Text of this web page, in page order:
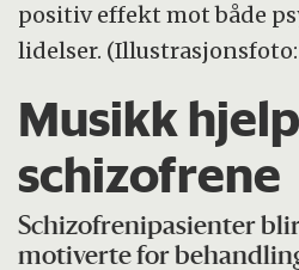
positiv effekt mot både
lidelser.
Musikk
schizofrene
Schizofrenipasienter
motiverte for